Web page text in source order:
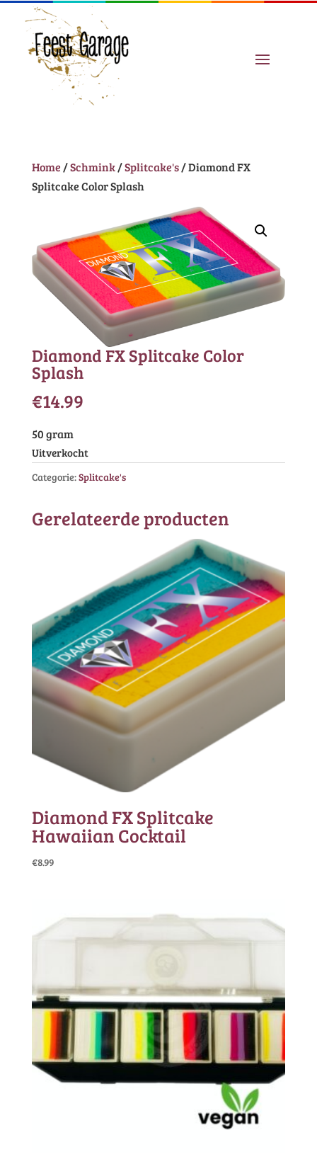
Home /Schmink/Splitcake's/ Diamond FX
Splitcake Color Splash
Diamond FX Splitcake Color
Splash
€14.99
50 gram
Uitverkocht
Categorie:Splitcake's
Gerelateerde producten
Diamond FX Splitcake
Hawaiian Cocktail
€8.99